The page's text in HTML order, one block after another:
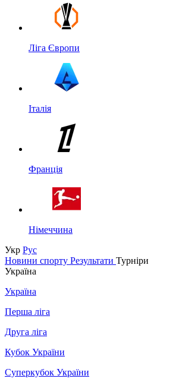
Ліга Європи
Італія
Франція
Німеччина
Укр Рус
Новини спорту Результати Турніри
Україна
Україна
Перша ліга
Друга ліга
Кубок України
Суперкубок України